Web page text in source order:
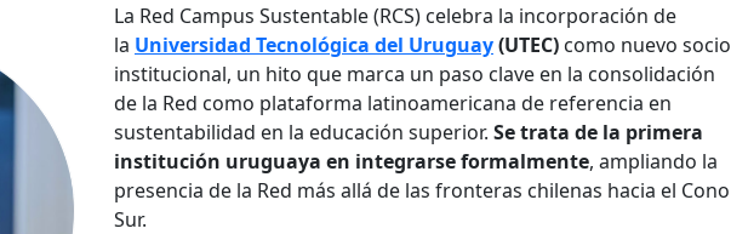
La Red Campus Sustentable (RCS) celebra la incorporación de
la Universidad Tecnológica del Uruguay(UTEC) como nuevo socio
institucional, un hito que marca un paso clave en la consolidación
de la Red como plataforma latinoamericana de referencia en
sustentabilidad en la educación superior. Se trata de la primera
institución uruguaya en integrarse formalmente, ampliando la
presencia de la Red más allá de las fronteras chilenas hacia el Cono
Sur.